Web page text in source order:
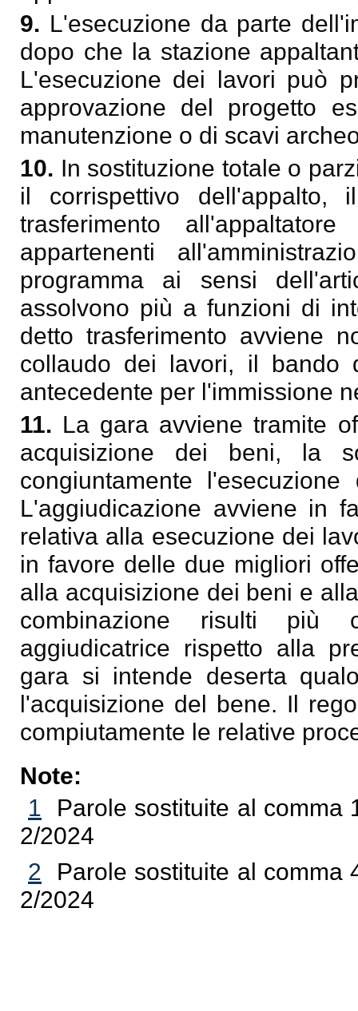
9. L'esecuzione da parte
dopo che la stazione
L'esecuzione dei lavori può
approvazione del progetto
manutenzione o di scavi
10. In sostituzione totale o
il corrispettivo
trasferimento
appartenenti
programma ai sensi
assolvono più a funzioni di
detto trasferimento avviene
collaudo dei lavori, il bando
antecedente per l'immissione
11. La gara avviene tramite
acquisizione dei beni, la
congiuntamente
L'aggiudicazione avviene in
relativa alla esecuzione dei
in favore delle due migliori
alla acquisizione dei beni e
combinazione risulti più
aggiudicatrice rispetto alla
gara si intende deserta
l'acquisizione del bene. Il
compiutamente le relative
Note:
1
Parole sostituite al comma
2/2024
2
Parole sostituite al comma
2/2024